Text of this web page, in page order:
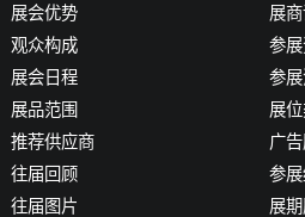
展会优势
观众构成
展会日程
展品范围
推荐供应商
往届回顾
往届图片
展
参
参
展
广
参展
展